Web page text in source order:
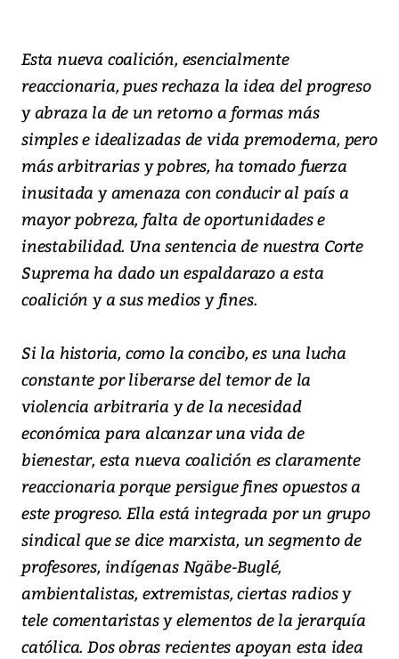
Esta nueva coalición, esencialmente
reaccionaria, pues rechaza la idea del progreso
y abraza la de un retorno a formas más
simples e idealizadas de vida premoderna, pero
más arbitrarias y pobres, ha tomado fuerza
inusitada y amenaza con conducir al país a
mayor pobreza, falta de oportunidades e
inestabilidad. Una sentencia de nuestra Corte
Suprema ha dado un espaldarazo a esta
coalición y a sus medios y fines.
Si la historia, como la concibo, es una lucha
constante por liberarse del temor de la
violencia arbitraria y de la necesidad
económica para alcanzar una vida de
bienestar, esta nueva coalición es claramente
reaccionaria porque persigue fines opuestos a
este progreso. Ella está integrada por un grupo
sindical que se dice marxista, un segmento de
profesores, indígenas Ngäbe-Buglé,
ambientalistas, extremistas, ciertas radios y
tele comentaristas y elementos de la jerarquía
católica. Dos obras recientes apoyan esta idea